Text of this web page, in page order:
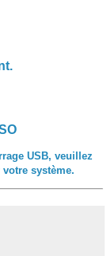
USB, veuillez
système.